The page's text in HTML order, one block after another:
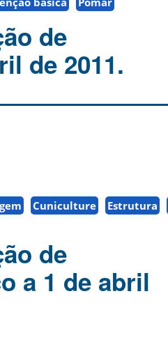
de
de 2011.
Cuniculture Estrutura
de
a 1 de abril